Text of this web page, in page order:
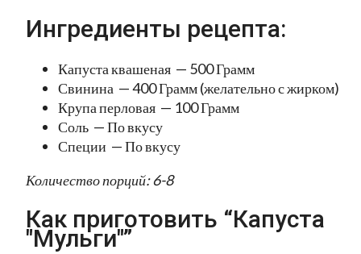
Ингредиенты рецепта:
Капуста квашеная — 500 Грамм
Свинина — 400 Грамм (желательно с жирком)
Крупа перловая — 100 Грамм
Соль — По вкусу
Специи — По вкусу
Количество порций: 6-8
Как приготовить “Капуста
"Мульги"”